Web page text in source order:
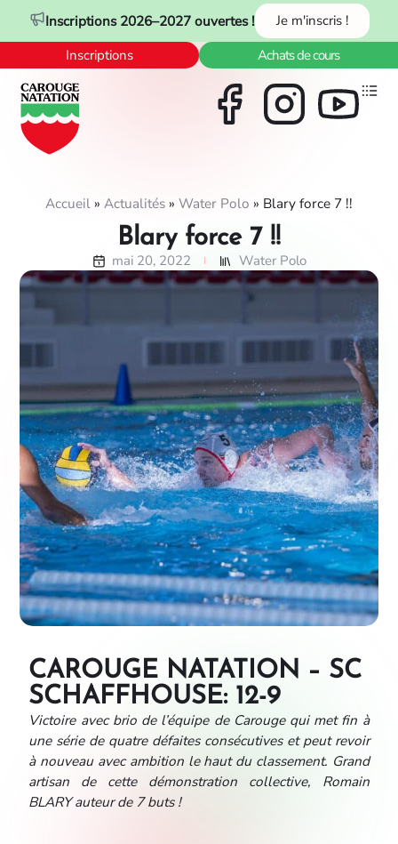
Inscriptions 2026–2027 ouvertes !
Je m'inscris !
Inscriptions
Achats de cours
Accueil» Actualités » Water Polo » Blary force 7 !!
Blary force 7 !!
mai 20, 2022 Water Polo
CAROUGE NATATION – SC
SCHAFFHOUSE: 12-9
Victoire avec brio de l’équipe de Carouge qui met fin à
une série de quatre défaites consécutives et peut revoir
à nouveau avec ambition le haut du classement. Grand
artisan de cette démonstration collective, Romain
BLARY auteur de 7 buts !
Panneau de gestion des cookies